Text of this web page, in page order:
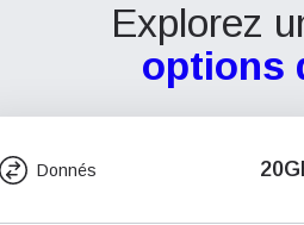
Explorez
options
Donnés